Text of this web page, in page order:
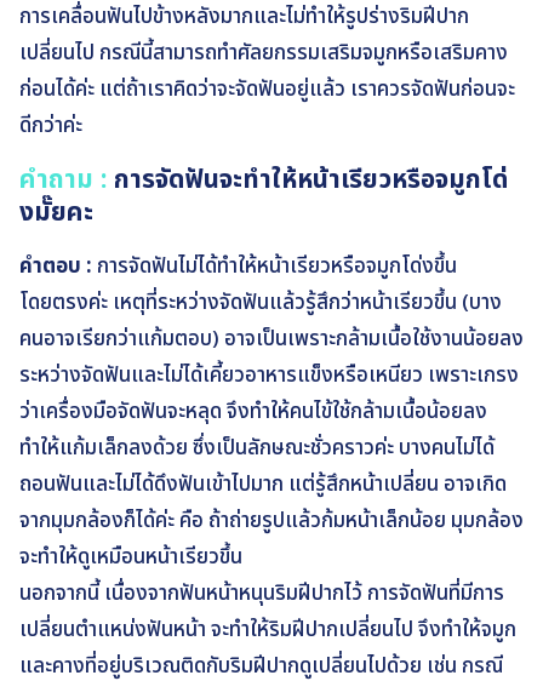
การเคลื่อนฟันไปข้างหลังมากและไม่ทำให้รูปร่างริมฝีปาก
เปลี่ยนไป กรณีนี้สามารถทำศัลยกรรมเสริมจมูกหรือเสริมคาง
ก่อนได้ค่ะ แต่ถ้าเราคิดว่าจะจัดฟันอยู่แล้ว เราควรจัดฟันก่อนจะ
ดีกว่าค่ะ
คำถาม : การจัดฟันจะทำให้หน้าเรียวหรือจมูกโด่
งมั๊ยคะ
คำตอบ : การจัดฟันไม่ได้ทำให้หน้าเรียวหรือจมูกโด่งขึ้น
โดยตรงค่ะ เหตุที่ระหว่างจัดฟันแล้วรู้สึกว่าหน้าเรียวขึ้น (บาง
คนอาจเรียกว่าแก้มตอบ) อาจเป็นเพราะกล้ามเนื้อใช้งานน้อยลง
ระหว่างจัดฟันและไม่ได้เคี้ยวอาหารแข็งหรือเหนียว เพราะเกรง
ว่าเครื่องมือจัดฟันจะหลุด จึงทำให้คนไข้ใช้กล้ามเนื้อน้อยลง
ทำให้แก้มเล็กลงด้วย ซึ่งเป็นลักษณะชั่วคราวค่ะ บางคนไม่ได้
ถอนฟันและไม่ได้ดึงฟันเข้าไปมาก แต่รู้สึกหน้าเปลี่ยน อาจเกิด
จากมุมกล้องก็ได้ค่ะ คือ ถ้าถ่ายรูปแล้วก้มหน้าเล็กน้อย มุมกล้อง
จะทำให้ดูเหมือนหน้าเรียวขึ้น
นอกจากนี้ เนื่องจากฟันหน้าหนุนริมฝีปากไว้ การจัดฟันที่มีการ
เปลี่ยนตำแหน่งฟันหน้า จะทำให้ริมฝีปากเปลี่ยนไป จึงทำให้จมูก
และคางที่อยู่บริเวณติดกับริมฝีปากดูเปลี่ยนไปด้วย เช่น กรณี